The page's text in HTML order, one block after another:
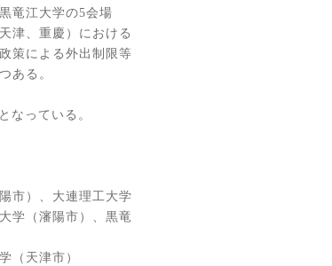
竜江大学の5会場
津、重慶）における
策による外出制限等
ある。
なっている。
市）、大連理工大学
学（瀋陽市）、黒竜
（天津市）